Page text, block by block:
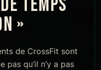
TEMPS
»
de CrossFit sont
pas qu’il n’y a pas